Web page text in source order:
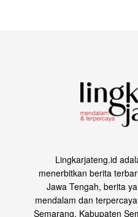
Lingkarjateng.id
menerbitkan berita
Jawa Tengah, berita
mendalam dan
Semarang, Kabupaten